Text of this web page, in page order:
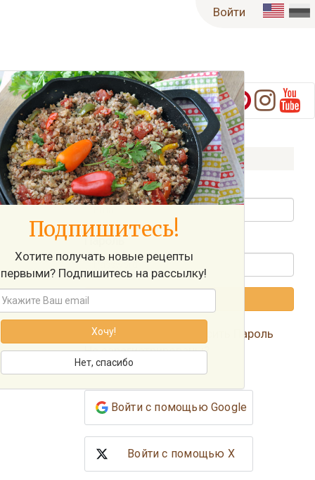
Войти
Войти на Сайт
Имя пользователя / Email
Пароль
Забыли Пароль?
Сбросить Пароль
Не зарегистрированы?
Зарегистрироваться
Войти с помощью Google
Войти с помощью X
Подпишитесь!
Xотите получать новые рецепты
первыми? Подпишитесь на рассылку!
Хочу!
Нет, спасибо